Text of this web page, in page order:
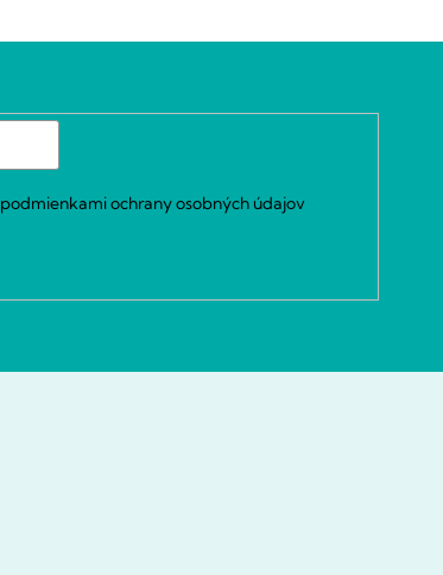
podmienkami ochrany osobných údajov